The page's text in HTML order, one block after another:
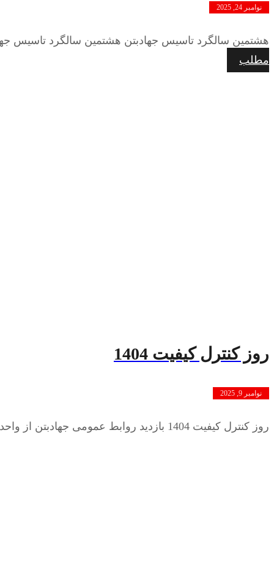
نوامبر 24, 2025
هشتمین سالگرد تاسیس جهادبتن هشتمین سالگرد تاسیس
مطلب
روز کنترل کیفیت 1404
نوامبر 9, 2025
روز کنترل کیفیت 1404 بازدید روابط عمومی جهادبتن از واحد کنترل کیفیت به مناسبت این روز، تیم روابط عمومی جهاد بتن با ...